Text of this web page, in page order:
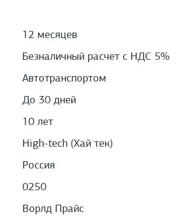
12 месяцев
Безналичный расчет с НДС 5%
Автотранспортом
До 30 дней
10 лет
High-tech (Хай тек)
Россия
0250
Ворлд Прайс